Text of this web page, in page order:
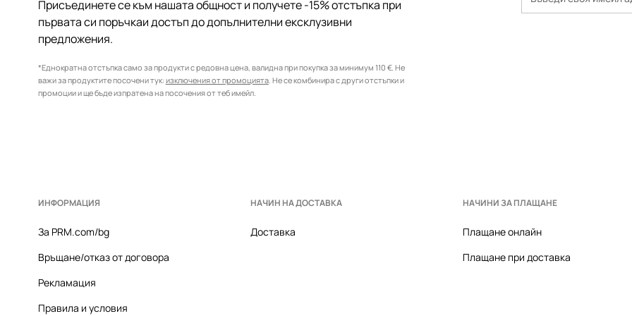
Присъединете се към нашата общност и получете -15% отстъпка при
първата си поръчкаи достъп до допълнителни ексклузивни
предложения.
*Еднократна отстъпка само за продукти с редовна цена, валидна при покупка за минимум 110 €. Не
важи за продуктите посочени тук: изключения от промоцията. Не се комбинира с други отстъпки и
промоции и ще бъде изпратена на посочения от теб имейл.
ИНФОРМАЦИЯ
За PRM.com/bg
Връщане/отказ от договора
Рекламация
Правила и условия
НАЧИН НА ДОСТАВКА
Доставка
НАЧИНИ ЗА ПЛАЩАНЕ
Плащане онлайн
Плащане при доставка